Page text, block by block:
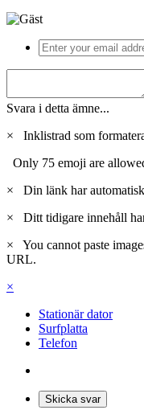
Svara i detta ämne...
×
Inklistrad som
Only 75 emoji are
×
Din länk har
×
Ditt tidigare innehåll
×
You cannot paste
URL.
×
Stationär dator
Surfplatta
Telefon
Skicka svar